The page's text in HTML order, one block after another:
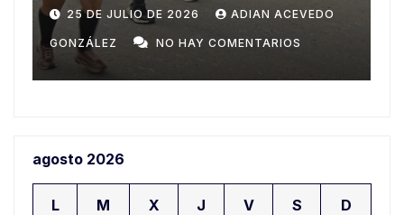
Domingo
20 DE JULIO DE 2026 ADIAN ACEVEDO
GONZÁLEZ NO HAY COMENTARIOS
agosto 2026
L M X J V S D